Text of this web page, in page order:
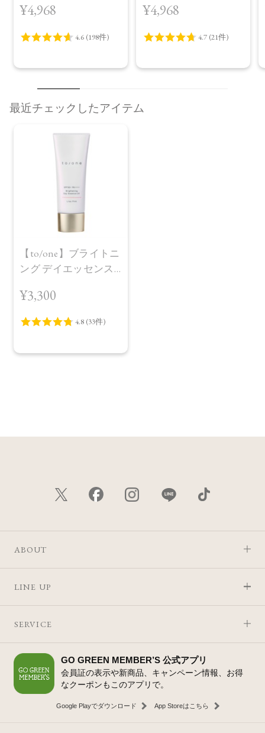
¥4,968
プラス＜限定品＞
¥4,968
最近チェックしたアイテム
【to/one】ブライトニ
ング デイエッセンス
¥3,300
ABOUT
LINE UP
SERVICE
GO GREEN MEMBER’S 公式アプリ
会員証の表示や新商品、キャンペーン情報、お得
なクーポンもこのアプリで。
Google Playでダウンロード App Storeはこちら